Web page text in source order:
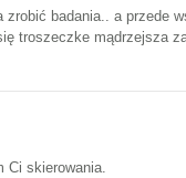
badania.. a przede
troszeczke mądrzejsza
Ci skierowania.